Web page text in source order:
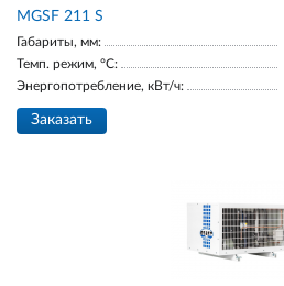
МGSF 211 S
Габариты, мм:
Темп. режим, °С:
Энергопотребление, кВт/ч:
Заказать